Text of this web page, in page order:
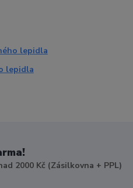
lepidla
lepidla
2000 Kč (Zásilkovna + PPL)